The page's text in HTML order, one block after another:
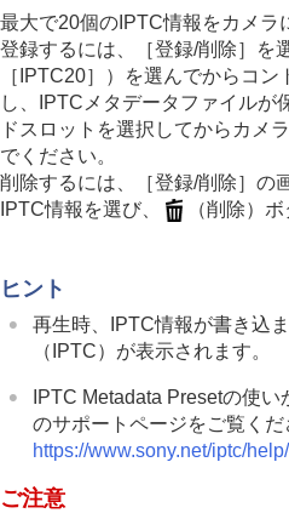
最大で20個のIPTC情報をカメラ
登録するには、
［登録/削除］ を
［IPTC20］
）を選んでからコン
し、IPTCメタデータファイルが
ドスロットを選択してからカメ
でください。
削除するには、
［登録/削除］ の
IPTC情報を選び、
（削除）
ヒント
再生時、IPTC情報が書き込
（IPTC）が表示されます。
IPTC Metadata Presetの使
のサポートページをご覧くだ
https://www.sony.net/iptc/help/
ご注意